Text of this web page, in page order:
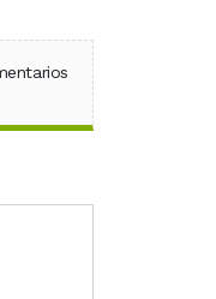
X (Twitter)
en WhatsApp